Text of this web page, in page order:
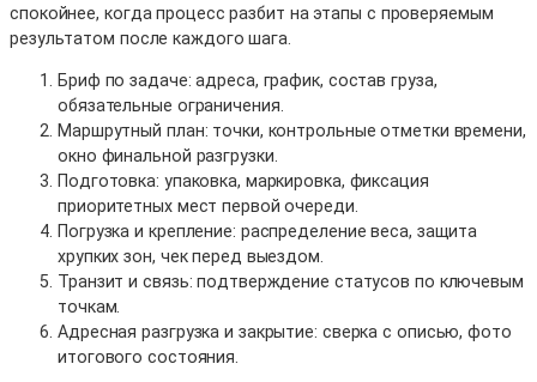
спокойнее, когда процесс разбит на этапы с проверяемым
результатом после каждого шага.
Бриф по задаче: адреса, график, состав груза,
обязательные ограничения.
Маршрутный план: точки, контрольные отметки времени,
окно финальной разгрузки.
Подготовка: упаковка, маркировка, фиксация
приоритетных мест первой очереди.
Погрузка и крепление: распределение веса, защита
хрупких зон, чек перед выездом.
Транзит и связь: подтверждение статусов по ключевым
точкам.
Адресная разгрузка и закрытие: сверка с описью, фото
итогового состояния.